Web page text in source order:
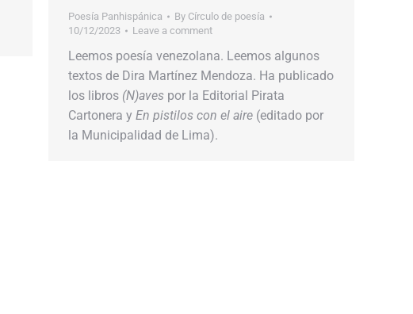
Poesía Panhispánica By Círculo de poesía
10/12/2023
Leave a comment
Leemos poesía venezolana. Leemos algunos
textos de Dira Martínez Mendoza. Ha publicado
los libros (N)aves por la Editorial Pirata
Cartonera y En pistilos con el aire (editado por
la Municipalidad de Lima).